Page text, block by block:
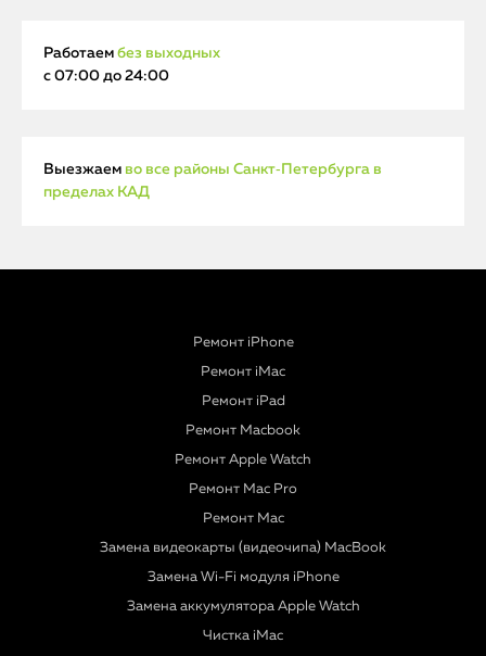
Работаем без выходных
с 07:00 до 24:00
Выезжаем во все районы Санкт‑Петербурга в
пределах КАД
Ремонт iPhone
Ремонт iMac
Ремонт iPad
Ремонт Macbook
Ремонт Apple Watch
Ремонт Mac Pro
Ремонт Mac
Замена видеокарты (видеочипа) MacBook
Замена Wi-Fi модуля iPhone
Замена аккумулятора Apple Watch
Чистка iMac